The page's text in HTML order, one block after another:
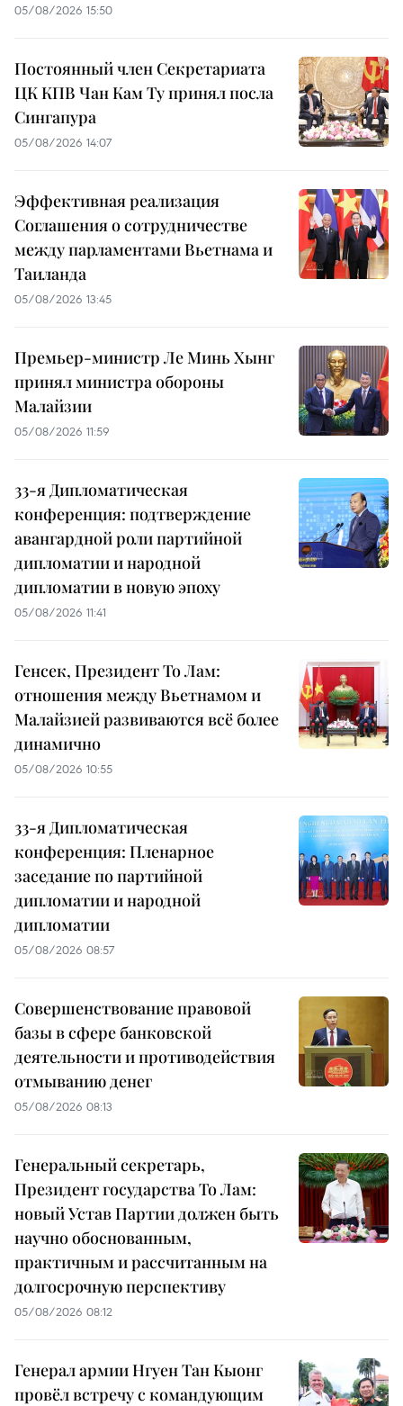
05/08/2026 15:50
Постоянный член Секретариата
ЦК КПВ Чан Кам Ту принял посла
Сингапура
05/08/2026 14:07
Эффективная реализация
Соглашения о сотрудничестве
между парламентами Вьетнама и
Таиланда
05/08/2026 13:45
Премьер-министр Ле Минь Хынг
принял министра обороны
Малайзии
05/08/2026 11:59
33-я Дипломатическая
конференция: подтверждение
авангардной роли партийной
дипломатии и народной
дипломатии в новую эпоху
05/08/2026 11:41
Генсек, Президент То Лам:
отношения между Вьетнамом и
Малайзией развиваются всё более
динамично
05/08/2026 10:55
33-я Дипломатическая
конференция: Пленарное
заседание по партийной
дипломатии и народной
дипломатии
05/08/2026 08:57
Совершенствование правовой
базы в сфере банковской
деятельности и противодействия
отмыванию денег
05/08/2026 08:13
Генеральный секретарь,
Президент государства То Лам:
новый Устав Партии должен быть
научно обоснованным,
практичным и рассчитанным на
долгосрочную перспективу
05/08/2026 08:12
Генерал армии Нгуен Тан Кыонг
провёл встречу с командующим